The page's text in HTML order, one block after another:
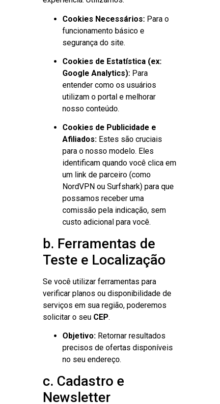
Cookies Necessários: Para o
funcionamento básico e
segurança do site.
Cookies de Estatística (ex:
Google Analytics): Para
entender como os usuários
utilizam o portal e melhorar
nosso conteúdo.
Cookies de Publicidade e
Afiliados: Estes são cruciais
para o nosso modelo. Eles
identificam quando você clica em
um link de parceiro (como
NordVPN ou Surfshark) para que
possamos receber uma
comissão pela indicação, sem
custo adicional para você.
b. Ferramentas de
Teste e Localização
Se você utilizar ferramentas para
verificar planos ou disponibilidade de
serviços em sua região, poderemos
solicitar o seu CEP.
Objetivo: Retornar resultados
precisos de ofertas disponíveis
no seu endereço.
c. Cadastro e
Newsletter